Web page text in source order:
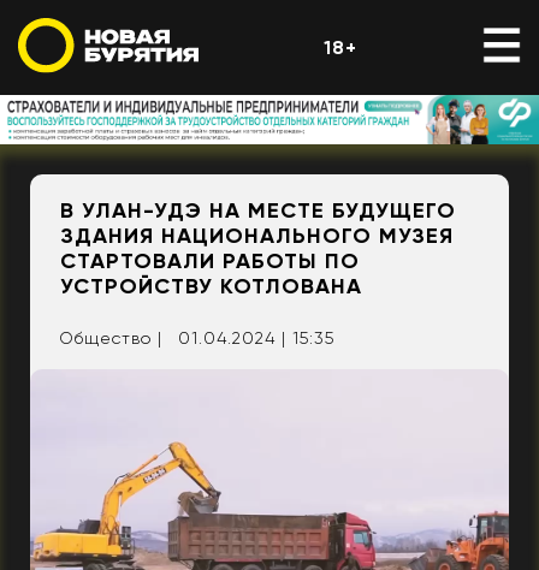
18+
В УЛАН-УДЭ НА МЕСТЕ БУДУЩЕГО
ЗДАНИЯ НАЦИОНАЛЬНОГО МУЗЕЯ
СТАРТОВАЛИ РАБОТЫ ПО
УСТРОЙСТВУ КОТЛОВАНА
Общество | 01.04.2024 | 15:35